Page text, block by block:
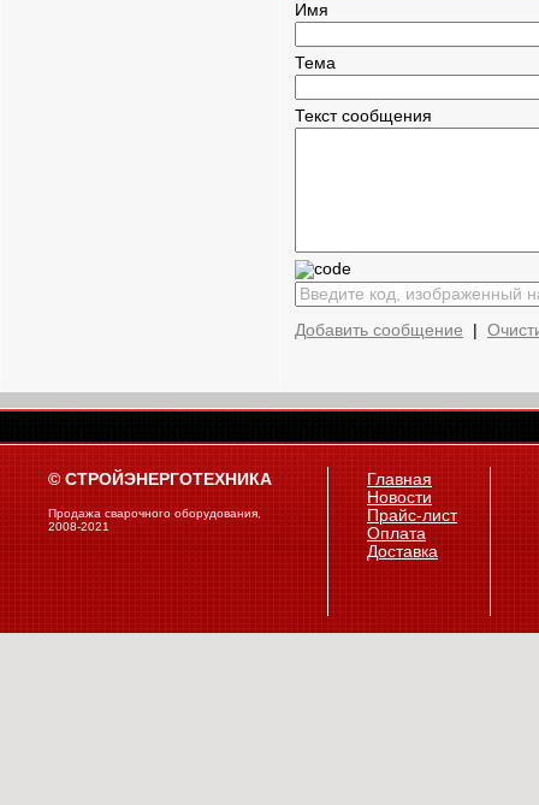
Имя
Тема
Текст сообщения
Добавить сообщение
© СТРОЙЭНЕРГОТЕХНИКА
Продажа сварочного оборудования,
2008-2021
Главная
Новости
Прайс-лист
Оплата
Доставка